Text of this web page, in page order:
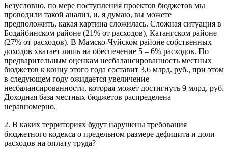
Безусловно, по мере поступления проектов бюджетов мы
проводили такой анализ, и, я думаю, вы можете
предположить, какая картина сложилась. Сложная ситуация в
Бодайбинском районе (21% от расходов), Катангском районе
(27% от расходов). В Мамско-Чуйском районе собственных
доходов хватает лишь на обеспечение 5 – 6% расходов. По
предварительным оценкам несбалансированность местных
бюджетов к концу этого года составит 3,6 млрд. руб., при этом
в следующем году ожидается увеличение
несбалансированности, которая может достигнуть 9 млрд. руб.
Доходная база местных бюджетов распределена
неравномерно.
2. В каких территориях будут нарушены требования
бюджетного кодекса о предельном размере дефицита и доли
расходов на оплату труда?